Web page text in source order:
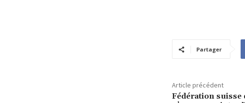
Partager
Article précédent
Fédération suisse